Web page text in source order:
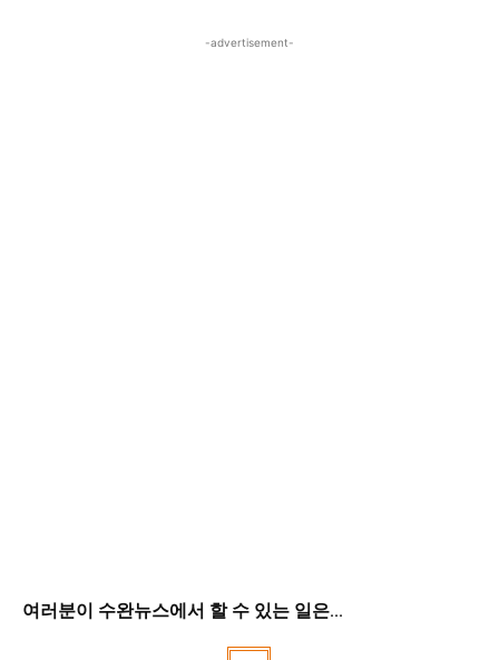
-advertisement-
여러분이 수완뉴스에서 할 수 있는 일은...